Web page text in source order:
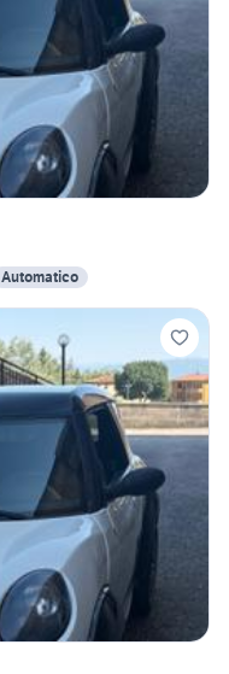
Automatico